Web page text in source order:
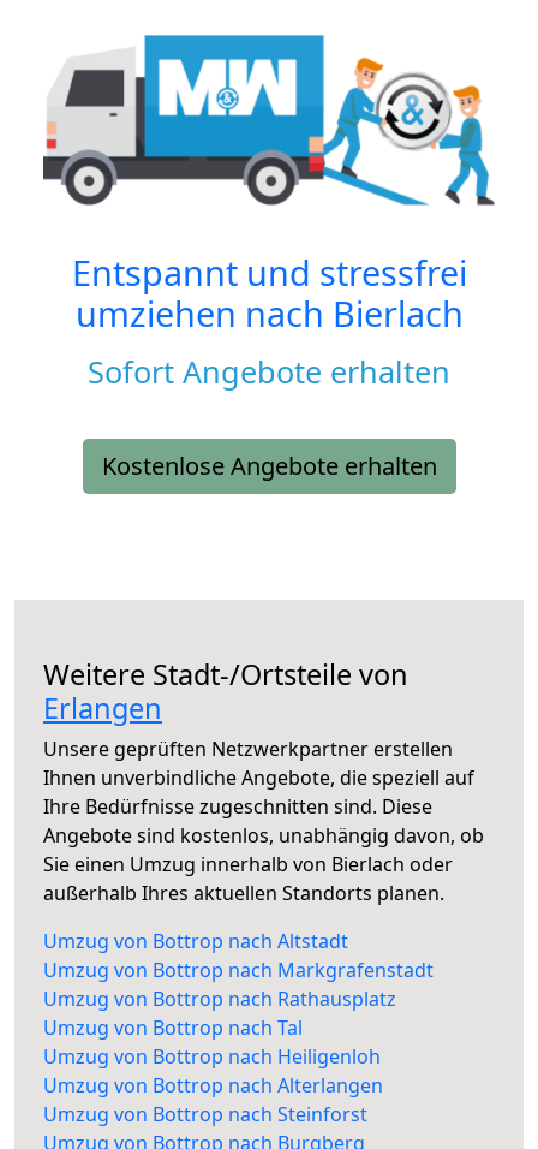
Entspannt und stressfrei
umziehen nach Bierlach
Sofort Angebote erhalten
Kostenlose Angebote erhalten
Weitere Stadt-/Ortsteile von
Erlangen
Unsere geprüften Netzwerkpartner erstellen
Ihnen unverbindliche Angebote, die speziell auf
Ihre Bedürfnisse zugeschnitten sind. Diese
Angebote sind kostenlos, unabhängig davon, ob
Sie einen Umzug innerhalb von Bierlach oder
außerhalb Ihres aktuellen Standorts planen.
Umzug von Bottrop nach Altstadt
Umzug von Bottrop nach Markgrafenstadt
Umzug von Bottrop nach Rathausplatz
Umzug von Bottrop nach Tal
Umzug von Bottrop nach Heiligenloh
Umzug von Bottrop nach Alterlangen
Umzug von Bottrop nach Steinforst
Umzug von Bottrop nach Burgberg